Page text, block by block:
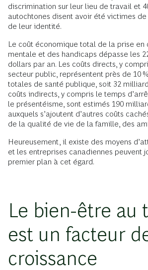
discrimination sur leur lieu de travail et
autochtones disent avoir été victimes de
de leur identité.
Le coût économique total de la prise en
mentale et des handicaps dépasse les
dollars par an. Les coûts directs, y
secteur public, représentent près de 10
totales de santé publique, soit 32
coûts indirects, y compris le temps
le présentéisme, sont estimés 190
auxquels s’ajoutent d’autres coûts
de la qualité de vie de la famille, des
Heureusement, il existe des moyens
et les entreprises canadiennes peuvent
premier plan à cet égard.
Le bien-être au
est un facteur
croissance